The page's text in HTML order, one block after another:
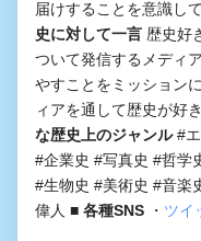
届けすることを意識し
史に対して一言 歴史好
ついて発信するメディ
やすことをミッション
ィアを通して歴史が好
な歴史上のジャンル#エ
#企業史 #写真史 #哲学
#生物史 #美術史 #音楽
偉人 ■ 各種SNS ・ ツイ